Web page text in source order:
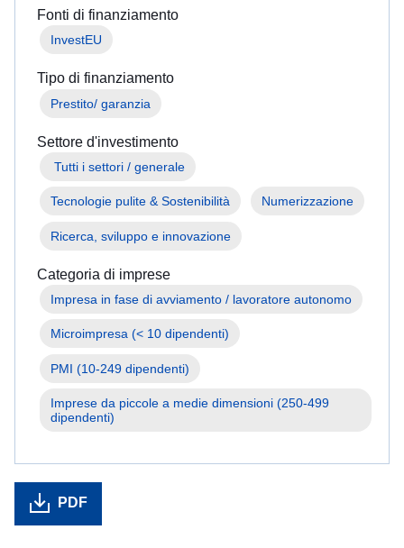
Ucraina
Come
mano
Informazioni
Fonti di finanziamento
InvestEU
Tipo di finanziamento
Prestito/ garanzia
Settore d'investimento
Tutti i settori / generale
Tecnologie pulite & Sostenibilità Numerizzazione
Ricerca, sviluppo e innovazione
Categoria di imprese
Microimpresa (< 10 dipendenti)
PMI (10-249 dipendenti)
Imprese da piccole a medie dimensioni (250-499
dipendenti)
PDF